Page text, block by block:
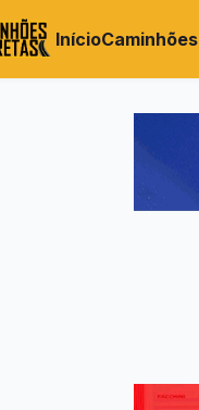
InícioCaminhões